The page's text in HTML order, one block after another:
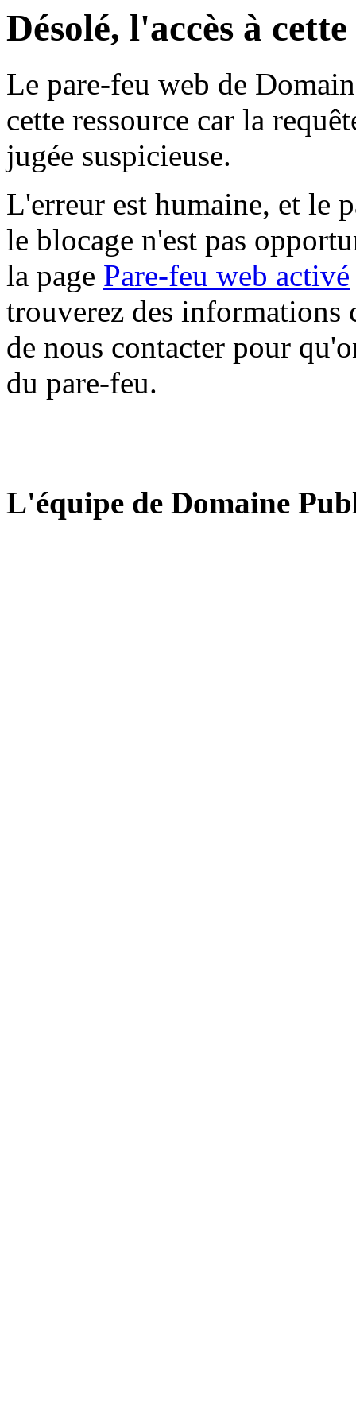
Désolé, l'accès à
Le pare-feu web de
cette ressource car la
jugée suspicieuse.
L'erreur est humaine, et le
le blocage n'est pas
la page Pare-feu web activé
trouverez des informations
de nous contacter pour
du pare-feu.
L'équipe de Domaine